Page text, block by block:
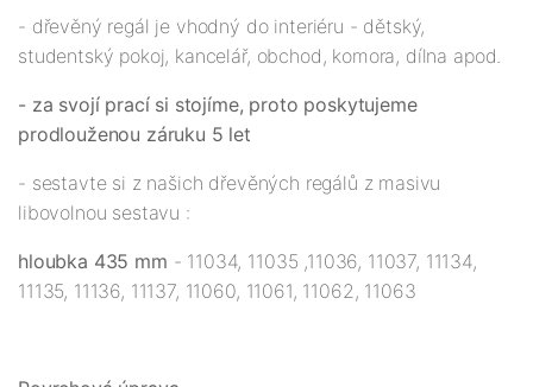
- dřevěný regál je vhodný do interiéru - dětský,
studentský pokoj, kancelář, obchod, komora, dílna apod.
- za svojí prací si stojíme, proto poskytujeme
prodlouženou záruku 5 let
- sestavte si z našich dřevěných regálů z masivu
libovolnou sestavu :
hloubka 435 mm - 11034, 11035 ,11036, 11037, 11134,
11135, 11136, 11137, 11060, 11061, 11062, 11063